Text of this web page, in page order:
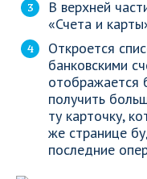
В верхней
«Счета и
Откроется
банковскими
отображается
получить
ту карточку,
же странице
последние